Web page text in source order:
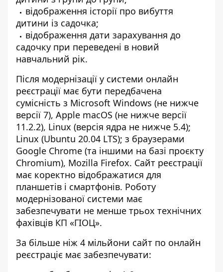
відображення історії про вибуття
дитини із садочка;
відображення дати зарахування до
садочку при переведені в новий
навчальний рік.
Після модернізації у системи онлайн
реєстрації має бути передбачена
сумісність з Microsoft Windows (не нижче
версії 7), Apple macOS (не нижче версії
11.2.2), Linux (версія ядра не нижче 5.4);
Linux (Ubuntu 20.04 LTS); з браузерами
Google Chrome (та іншими на базі проєкту
Chromium), Mozilla Firefox. Сайт реєстрації
має коректно відображатися для
планшетів і смартфонів. Роботу
модернізованої системи має
забезпечувати не менше трьох технічних
фахівців КП «ГІОЦ».
За більше ніж 4 мільйони сайт по онлайн
реєстраціє має забезпечувати: